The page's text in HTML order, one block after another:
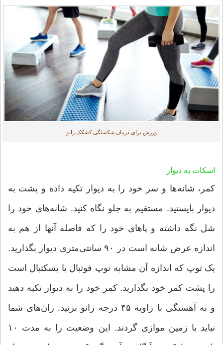
ورزش برای درمان شکستگی کشکک زانو
اسکات به دیوار
کمر، شانه‌ها و سر خود را به دیوار تکیه داده و پشت به
دیوار بایستید. مستقیم به جلو نگاه کنید. شانه‌های خود را
شل نگه داشته و پاهای خود را که فاصله آنها از هم به
اندازه عرض شانه است در ۹۰ سانتی‌متری دیوار بگذارید.
یک توپ که اندازه آن مشابه توپ فوتبال یا بسکتبال است
را پشت کمر خود بگذارید. کمر خود را به دیوار تکیه دهید
و به آهستگی با زاویه ۴۵ درجه زانو بزنید. ران‌های شما
نباید با زمین موازی گردند. این وضعیت را به مدت ۱۰